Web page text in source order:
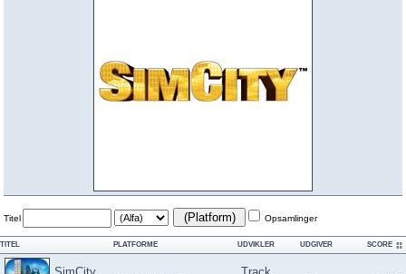
Titel (Platform) Opsamlinger
TITEL PLATFORME UDVIKLER UDGIVER SCORE